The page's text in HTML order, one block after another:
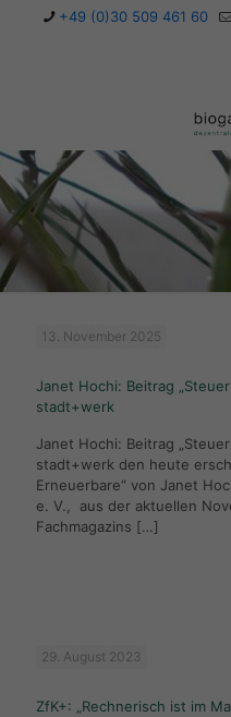
+49 (0)30 509 461 60
13. November 2025
Janet Hochi: Beitrag
stadt+werk
Janet Hochi: Beitrag
stadt+werk den heute
Erneuerbare“ von Janet
e. V., aus der aktuellen
Fachmagazins […]
29. August 2023
ZfK+: „Rechnerisch ist im